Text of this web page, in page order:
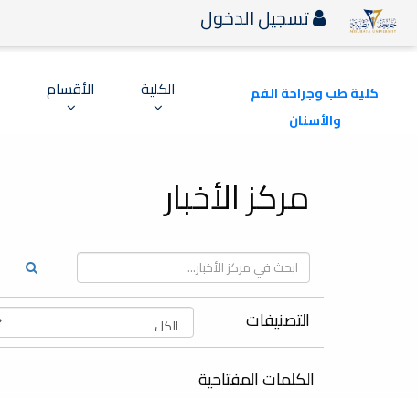
تسجيل الدخول
الكلية الأقسام
كلية طب وجراحة الفم
والأسنان
مركز الأخبار
التصنيفات
الكلمات المفتاحية